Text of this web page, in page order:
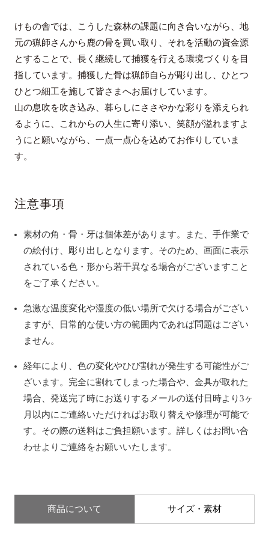
けもの舎では、こうした森林の課題に向き合いながら、地
元の猟師さんから鹿の骨を買い取り、それを活動の資金源
とすることで、長く継続して捕獲を行える環境づくりを目
指しています。捕獲した骨は猟師自らが彫り出し、ひとつ
ひとつ細工を施して皆さまへお届けしています。
山の息吹を吹き込み、暮らしにささやかな彩りを添えられ
るように、これからの人生に寄り添い、笑顔が溢れますよ
うにと願いながら、一点一点心を込めてお作りしていま
す。
注意事項
素材の角・骨・牙は個体差があります。また、手作業で
の絵付け、彫り出しとなります。そのため、画面に表示
されている色・形から若干異なる場合がございますこと
をご了承ください。
急激な温度変化や湿度の低い場所で欠ける場合がござい
ますが、日常的な使い方の範囲内であれば問題はござい
ません。
経年により、色の変化やひび割れが発生する可能性がご
ざいます。完全に割れてしまった場合や、金具が取れた
場合、発送完了時にお送りするメールの送付日時より3ヶ
月以内にご連絡いただければお取り替えや修理が可能で
す。その際の送料はご負担願います。詳しくはお問い合
わせよりご連絡をお願いいたします。
商品について サイズ・素材